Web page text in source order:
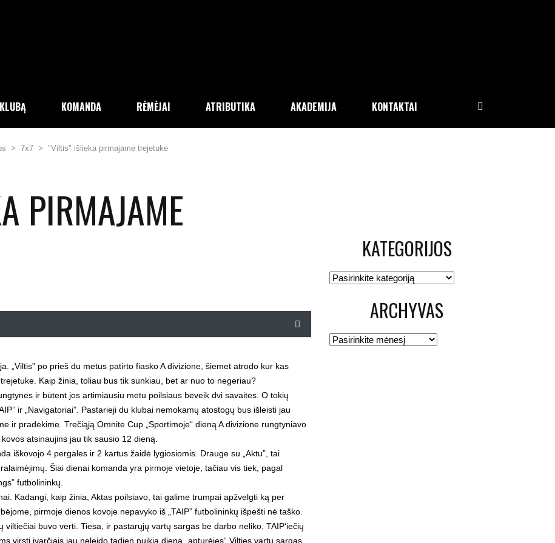
KOMANDA RĖMĖJAI ATRIBUTIKA AKADEMIJA KONTAKTAI
> 7x7 > "Viltis" išlieka pirmajame trejetuke
PIRMAJAME
„Viltis” po prieš du metus patirto fiasko A divizione, šiemet atrodo kur kas
Kaip žinia, toliau bus tik sunkiau, bet ar nuo to negeriau?
ir būtent jos artimiausiu metu poilsiaus beveik dvi savaites. O tokių
ir „Navigatoriai”. Pastarieji du klubai nemokamų atostogų bus išleisti jau
ir pradėkime. Trečiąją Omnite Cup „Sportimoje“ dieną A divizione rungtyniavo
atsinaujins jau tik sausio 12 dieną.
iškovojo 4 pergales ir 2 kartus žaidė lygiosiomis. Drauge su „Aktu”, tai
Šiai dienai komanda yra pirmoje vietoje, tačiau vis tiek, pagal
futbolininkų.
Kadangi, kaip žinia, Aktas poilsiavo, tai galime trumpai apžvelgti ką per
pirmoje dienos kovoje nepavyko iš „TAIP” futbolininkų išpešti nė taško.
buvo verti. Tiesa, ir pastarųjų vartų sargas be darbo neliko. TAIP‘iečių
virsti įvarčiais jau neleido tądien puikią dieną „apturėjęs“ Vilties vartų sargas
KATEGORIJOS
Kategorijos
ARCHYVAS
Archyvas